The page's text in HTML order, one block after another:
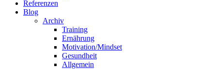
Referenzen
Blog
Archiv
Training
Ernährung
Motivation/Mindset
Gesundheit
Allgemein